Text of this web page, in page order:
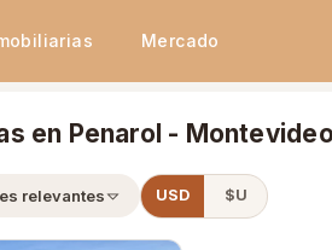
Mercado
en Penarol - Montevideo
relevantes USD $U